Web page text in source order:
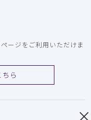
ージをご利用いただけま
ら